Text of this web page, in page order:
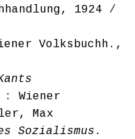
1924 /
Volksbuchh.,
: Wiener
Max
Sozialismus .